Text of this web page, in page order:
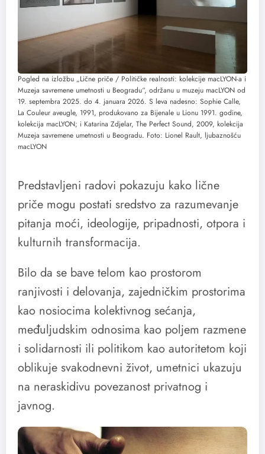
Pogled na izložbu „Lične priče / Političke realnosti: kolekcije macLYON-a i
Muzeja savremene umetnosti u Beogradu“, održanu u muzeju macLYON od
19. septembra 2025. do 4. januara 2026. S leva nadesno: Sophie Calle,
La Couleur aveugle, 1991, produkovano za Bijenale u Lionu 1991. godine,
kolekcija macLYON; i Katarina Zdjelar, The Perfect Sound, 2009, kolekcija
Muzeja savremene umetnosti u Beogradu. Foto: Lionel Rault, ljubaznošću
macLYON
Predstavljeni radovi pokazuju kako lične
priče mogu postati sredstvo za razumevanje
pitanja moći, ideologije, pripadnosti, otpora i
kulturnih transformacija.
Bilo da se bave telom kao prostorom
ranjivosti i delovanja, zajedničkim prostorima
kao nosiocima kolektivnog sećanja,
međuljudskim odnosima kao poljem razmene
i solidarnosti ili politikom kao autoritetom koji
oblikuje svakodnevni život, umetnici ukazuju
na neraskidivu povezanost privatnog i
javnog.